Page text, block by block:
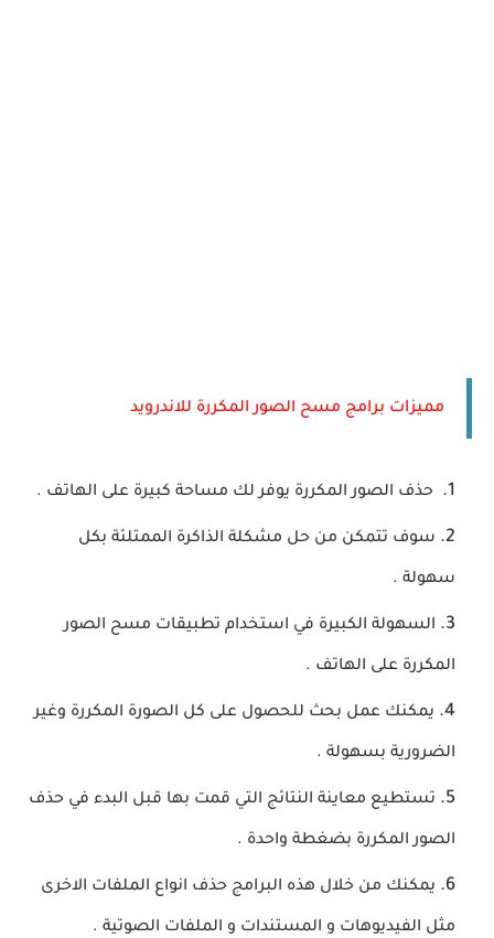
مميزات برامج مسح الصور المكررة للاندرويد
حذف الصور المكررة يوفر لك مساحة كبيرة على الهاتف .
سوف تتمكن من حل مشكلة الذاكرة الممتلئة بكل
سهولة .
السهولة الكبيرة في استخدام تطبيقات مسح الصور
المكررة على الهاتف .
يمكنك عمل بحث للحصول على كل الصورة المكررة وغير
الضرورية بسهولة .
تستطيع معاينة النتائج التي قمت بها قبل البدء في حذف
الصور المكررة بضغطة واحدة .
يمكنك من خلال هذه البرامج حذف انواع الملفات الاخرى
مثل الفيديوهات و المستندات و الملفات الصوتية .